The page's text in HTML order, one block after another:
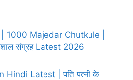
1000 Majedar Chutkule |
संग्रह Latest 2026
Hindi Latest | पति पत्नी के